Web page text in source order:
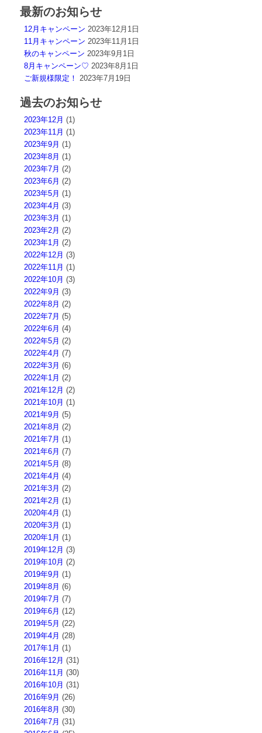
最新のお知らせ
12月キャンペーン 2023年12月1日
11月キャンペーン 2023年11月1日
秋のキャンペーン 2023年9月1日
8月キャンペーン♡ 2023年8月1日
ご新規様限定！
2023年7月19日
過去のお知らせ
2023年12月 (1)
2023年11月 (1)
2023年9月 (1)
2023年8月 (1)
2023年7月 (2)
2023年6月 (2)
2023年5月 (1)
2023年4月 (3)
2023年3月 (1)
2023年2月 (2)
2023年1月 (2)
2022年12月 (3)
2022年11月 (1)
2022年10月 (3)
2022年9月 (3)
2022年8月 (2)
2022年7月 (5)
2022年6月 (4)
2022年5月 (2)
2022年4月 (7)
2022年3月 (6)
2022年1月 (2)
2021年12月 (2)
2021年10月 (1)
2021年9月 (5)
2021年8月 (2)
2021年7月 (1)
2021年6月 (7)
2021年5月 (8)
2021年4月 (4)
2021年3月 (2)
2021年2月 (1)
2020年4月 (1)
2020年3月 (1)
2020年1月 (1)
2019年12月 (3)
2019年10月 (2)
2019年9月 (1)
2019年8月 (6)
2019年7月 (7)
2019年6月 (12)
2019年5月 (22)
2019年4月 (28)
2017年1月 (1)
2016年12月 (31)
2016年11月 (30)
2016年10月 (31)
2016年9月 (26)
2016年8月 (30)
2016年7月 (31)